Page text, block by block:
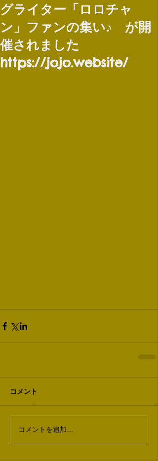
グライター「ロロチャ
ン」ファンの集い♪ が開
催されました
https://jojo.website/
コメント
コメントを追加…